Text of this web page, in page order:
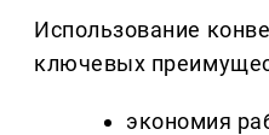
Использование
ключевых
экономия